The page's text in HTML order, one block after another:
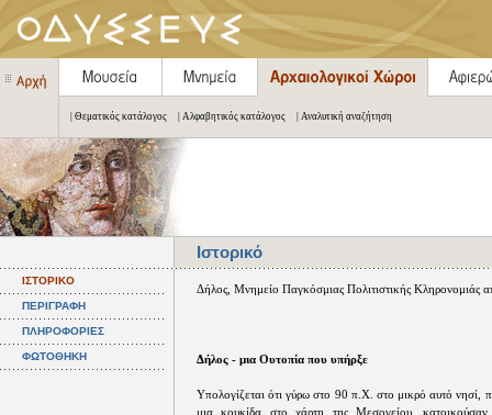
| Θεματικός κατάλογος | Αλφαβητικός κατάλογος | Αναλυτική αναζήτηση
Ιστορικό
ΙΣΤΟΡΙΚΟ
ΠΕΡΙΓΡΑΦΗ
ΠΛΗΡΟΦΟΡΙΕΣ
ΦΩΤΟΘΗΚΗ
Δήλος, Μνημείο Παγκόσμιας Πολιτιστικής Κληρονομιάς
Δήλος - μια Ουτοπία που υπήρξε
Υπολογίζεται ότι γύρω στο 90 π.Χ. στο μικρό αυτό νησί,
μια κουκίδα στο χάρτη της Μεσογείου,